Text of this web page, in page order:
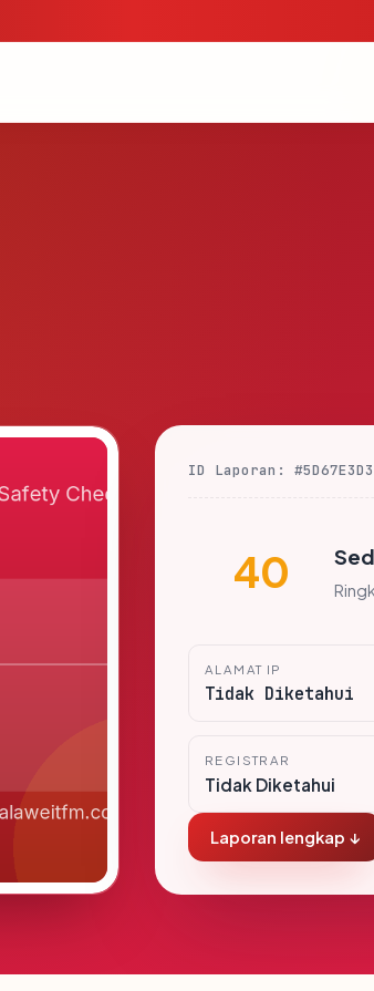
ID Laporan: #5D67E3D3
40
ALAMAT IP
Tidak Diketahui
REGISTRAR
Tidak Diketahui
Laporan lengkap ↓